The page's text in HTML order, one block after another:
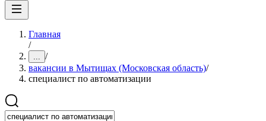
Главная
/
... /
вакансии в Мытищах (Московская область)/
специалист по автоматизации